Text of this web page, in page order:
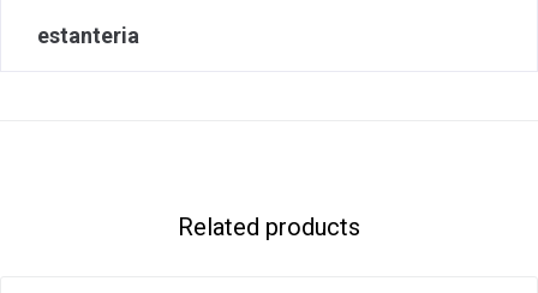
estanteria
Related products